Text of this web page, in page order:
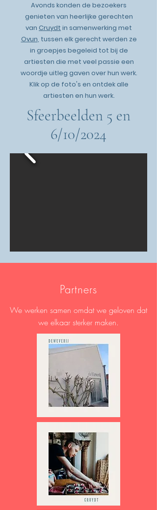
Avonds konden de bezoekers
genieten van heerlijke gerechten
van Cruydt in samenwerking met
Ovun, tussen elk gerecht werden ze
in groepjes begeleid tot bij de
artiesten die met veel passie een
woordje uitleg gaven over hun werk.
Klik op de foto's en ontdek alle
artiesten en hun werk.
Sfeerbeelden 5 en
6/10/2024
Partners
We werken samen omdat we geloven dat
we elkaar sterker maken.